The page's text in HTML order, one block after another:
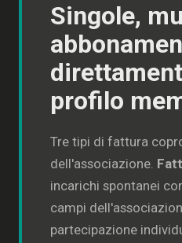
Singole,
profilo
Tre tipi di fattura
dell'associazione.
incarichi spontanei
campi
partecipazione